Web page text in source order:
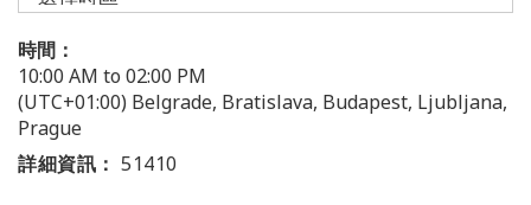
時間：
10:00 AM to 02:00 PM
(UTC+01:00) Belgrade, Bratislava, Budapest, Ljubljana,
Prague
詳細資訊： 51410